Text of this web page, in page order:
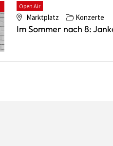
Marktplatz Konzerte
Open Air
Im Sommer nach 8: